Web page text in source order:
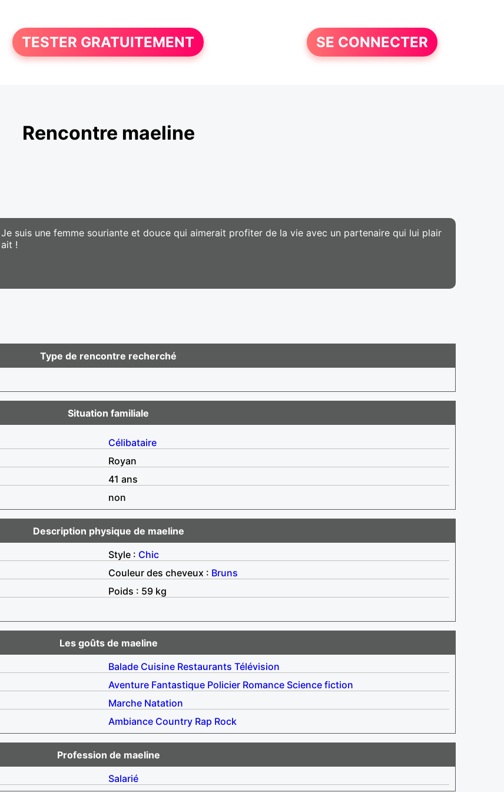
TESTER GRATUITEMENT SE CONNECTER
Rencontre maeline
Je suis une femme souriante et douce qui aimerait profiter de la vie avec un partenaire qui lui plair
ait !
Type de rencontre recherché
Situation familiale
Célibataire
Royan
41 ans
non
Description physique de maeline
Style : Chic
Couleur des cheveux : Bruns
Poids : 59 kg
Les goûts de maeline
Balade Cuisine Restaurants Télévision
Aventure Fantastique Policier Romance Science fiction
Marche Natation
Ambiance Country Rap Rock
Profession de maeline
Salarié